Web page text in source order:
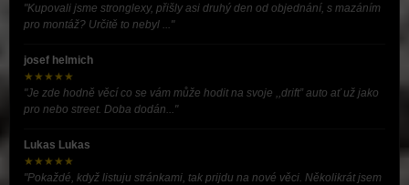
"Kupovali jsme stronglexy, přišly asi druhý den od objednání, s mazáním
pro montáž? Určitě to nebyl ..."
josef helmich
★★★★★
"Je zde hodně věcí co se vám může hodit na svoje ,,drift” auto ať už jako
pro nebo street. Doba dodán..."
Lukas Lukas
★★★★★
"Pokaždé, když listuju stránkami, tak prijdu na nové věci. Několikrát jsem